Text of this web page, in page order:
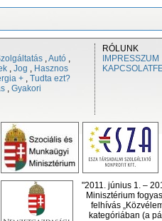
,Autó ,
, Jog , Hasznos
+ , Tudta ezt?
, Gyakori
RÓLUNK
IMPRESSZUM
"2011. június 1. –
Minisztérium
felhívás
kategóriában (a